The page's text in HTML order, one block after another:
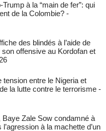
à la “main de fer”: qui
de la Colombie? -
des blindés à l’aide de
son offensive au Kordofan et
tension entre le Nigeria et
la lutte contre le terrorisme -
Baye Zale Sow condamné à
à la machette d’un